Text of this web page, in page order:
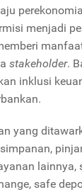
menjadi
stakeholder.
inklusi
yang
lainnya,
safe